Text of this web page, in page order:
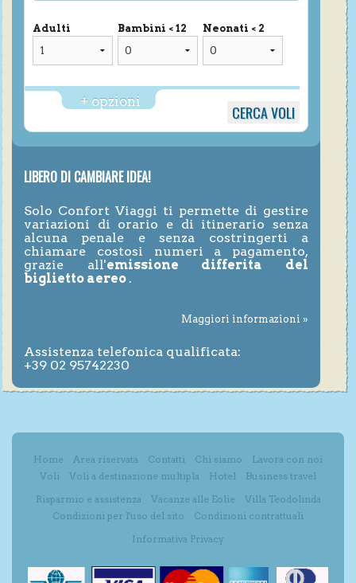
Adulti Bambini < 12 Neonati < 2
+ opzioni
LIBERO DI CAMBIARE IDEA!
Solo Confort Viaggi ti permette di gestire
variazioni di orario e di itinerario senza
alcuna penale e senza costringerti a
chiamare costosi numeri a pagamento,
grazie all'emissione differita del
biglietto aereo .
Maggiori informazioni »
Assistenza telefonica qualificata:
+39 02 95742230
Home Area riservata Contatti Chi siamo
Lavora con noi
Voli
Voli a destinazione multipla Hotel
Business travel
Risparmio e assistenza
Vacanze alle Eolie
Villa Teodolinda
Condizioni per l'uso del sito
Condizioni contrattuali
Informativa Privacy